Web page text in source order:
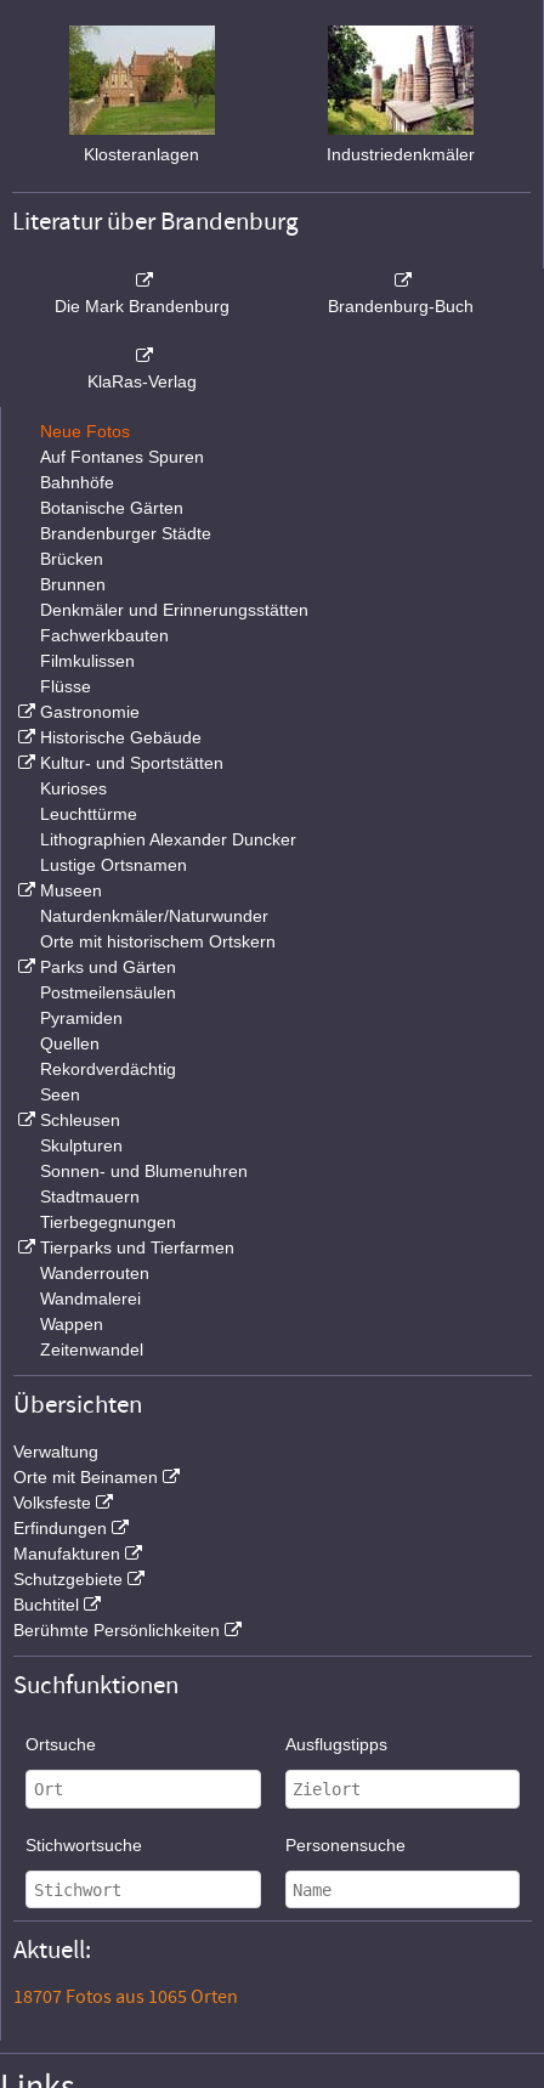
Klosteranlagen Industriedenkmäler
Literatur über Brandenburg
Die Mark Brandenburg Brandenburg-Buch
KlaRas-Verlag
Neue Fotos
Auf Fontanes Spuren
Bahnhöfe
Botanische Gärten
Brandenburger Städte
Brücken
Brunnen
Denkmäler und Erinnerungsstätten
Fachwerkbauten
Filmkulissen
Flüsse
Gastronomie
Historische Gebäude
Kultur- und Sportstätten
Kurioses
Leuchttürme
Lithographien Alexander Duncker
Lustige Ortsnamen
Museen
Naturdenkmäler/Naturwunder
Orte mit historischem Ortskern
Parks und Gärten
Postmeilensäulen
Pyramiden
Quellen
Rekordverdächtig
Seen
Schleusen
Skulpturen
Sonnen- und Blumenuhren
Stadtmauern
Tierbegegnungen
Tierparks und Tierfarmen
Wanderrouten
Wandmalerei
Wappen
Zeitenwandel
Übersichten
Verwaltung
Orte mit Beinamen
Volksfeste
Erfindungen
Manufakturen
Schutzgebiete
Buchtitel
Berühmte Persönlichkeiten
Suchfunktionen
Ortsuche Ausflugstipps
Stichwortsuche Personensuche
Aktuell:
18707 Fotos aus 1065 Orten